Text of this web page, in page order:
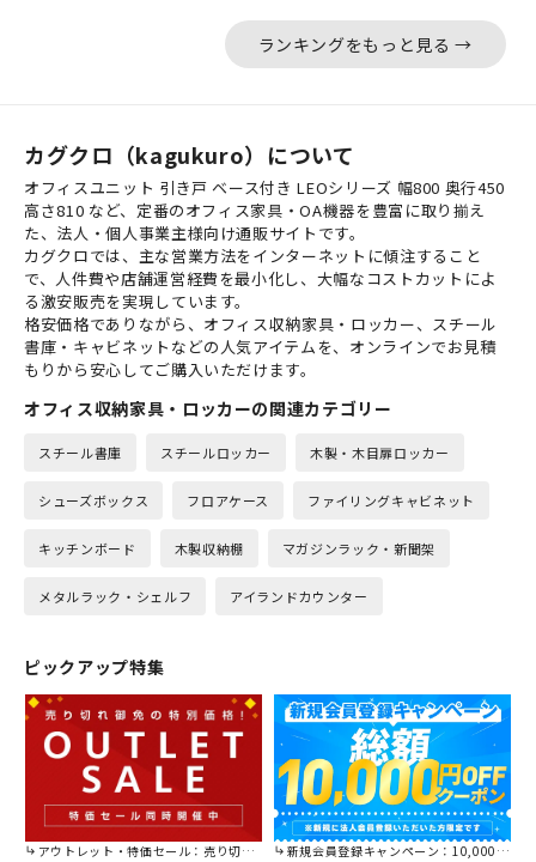
ランキングをもっと見る →
カグクロ（kagukuro）について
オフィスユニット 引き戸 ベース付き LEOシリーズ 幅800 奥行450
高さ810 など、定番のオフィス家具・OA機器を豊富に取り揃え
た、法人・個人事業主様向け通販サイトです。
カグクロでは、主な営業方法をインターネットに傾注すること
で、人件費や店舗運営経費を最小化し、大幅なコストカットによ
る激安販売を実現しています。
格安価格でありながら、オフィス収納家具・ロッカー、スチール
書庫・キャビネットなどの人気アイテムを、オンラインでお見積
もりから安心してご購入いただけます。
オフィス収納家具・ロッカーの関連カテゴリー
スチール書庫 スチールロッカー 木製・木目扉ロッカー
シューズボックス フロアケース ファイリングキャビネット
キッチンボード 木製収納棚 マガジンラック・新聞架
メタルラック・シェルフ アイランドカウンター
ピックアップ特集
アウトレット・特価セール：売り切れ御免の特別価格！ 新規会員登録キャンペーン：10,000円OFFクーポン進呈中！